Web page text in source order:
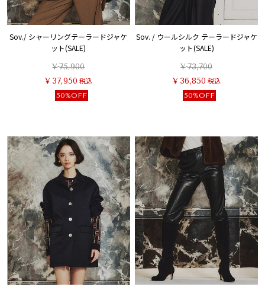
Sov./ シャーリングテーラードジャケ
ット(SALE)
¥75,900
¥ 37,950 税込
50%OFF
Sov. / ウールシルク テーラードジャケ
ット(SALE)
¥73,700
¥ 36,850 税込
50%OFF